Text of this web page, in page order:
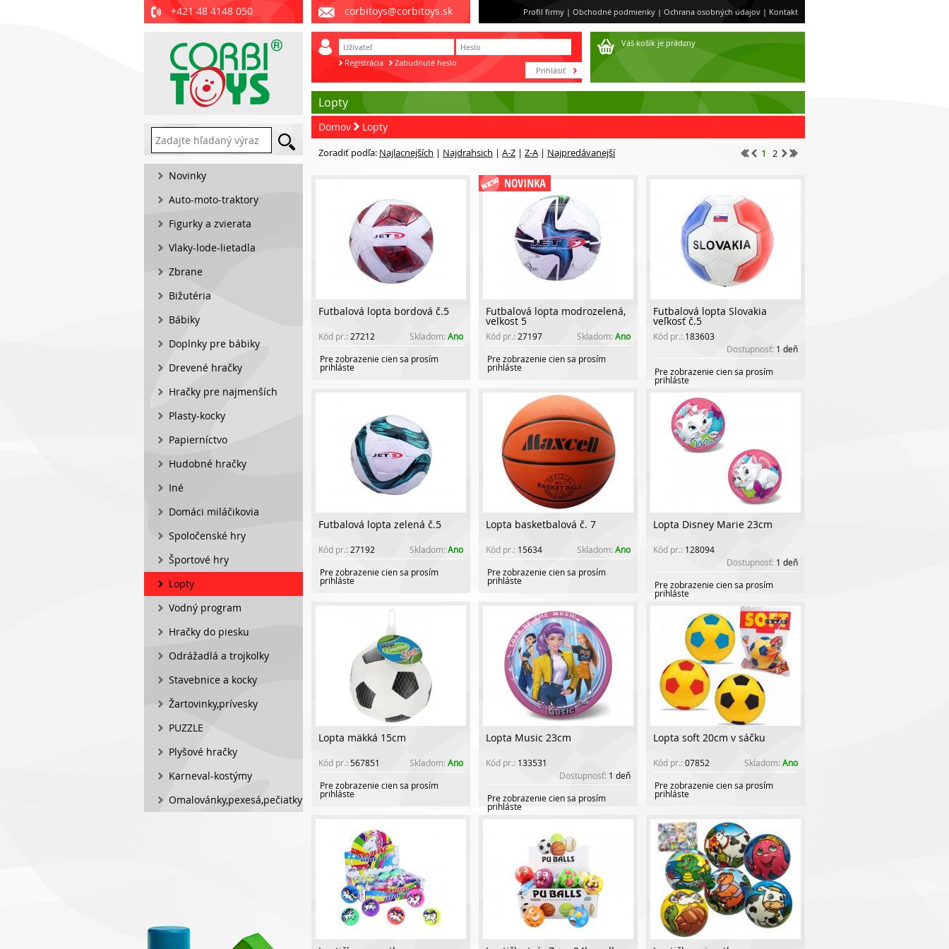
+421 48 4148 050 corbitoys@corbitoys.sk Profil firmy | Obchodné podmienky | Ochrana osobných údajov | Kontakt
Registrácia Zabudnuté heslo
Váš košík je prádzny
Lopty
Domov Lopty
1 2
Zoradiť podľa: Najlacnejších | Najdrahsich | A-Z | Z-A | Najpredávanejší
Futbalová lopta bordová č.5
Kód pr.: 27212 Skladom: Ano
Pre zobrazenie cien sa prosím
prihláste
Futbalová lopta modrozelená,
velkost 5
Kód pr.: 27197 Skladom: Ano
Pre zobrazenie cien sa prosím
prihláste
Futbalová lopta Slovakia
veľkosť č.5
Kód pr.: 183603
Dostupnosť: 1 deň
Pre zobrazenie cien sa prosím
prihláste
Futbalová lopta zelená č.5
Kód pr.: 27192 Skladom: Ano
Pre zobrazenie cien sa prosím
prihláste
Lopta basketbalová č. 7
Kód pr.: 15634 Skladom: Ano
Pre zobrazenie cien sa prosím
prihláste
Lopta Disney Marie 23cm
Kód pr.: 128094
Dostupnosť: 1 deň
Pre zobrazenie cien sa prosím
prihláste
Lopta mäkká 15cm
Kód pr.: 567851 Skladom: Ano
Pre zobrazenie cien sa prosím
prihláste
Lopta Music 23cm
Kód pr.: 133531
Dostupnosť: 1 deň
Pre zobrazenie cien sa prosím
prihláste
Lopta soft 20cm v sáčku
Kód pr.: 07852 Skladom: Ano
Pre zobrazenie cien sa prosím
prihláste
Novinky
Auto-moto-traktory
Figurky a zvierata
Vlaky-lode-lietadla
Zbrane
Bižutéria
Bábiky
Doplnky pre bábiky
Drevené hračky
Hračky pre najmenších
Plasty-kocky
Papierníctvo
Hudobné hračky
Iné
Domáci miláčikovia
Spoločenské hry
Športové hry
Lopty
Vodný program
Hračky do piesku
Odrážadlá a trojkolky
Stavebnice a kocky
Žartovinky,prívesky
PUZZLE
Plyšové hračky
Karneval-kostýmy
Omalovánky,pexesá,pečiatky